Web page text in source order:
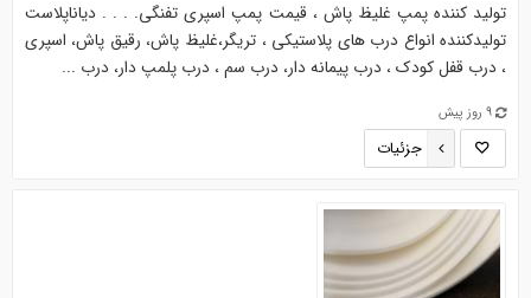
تولید کننده پمپ غلیظ پاش ، قیمت پمپ اسپری تفنگی. . . . دیاناپلاست
تولیدکننده انواع درب های پلاستیکی ، تریگر،غلیظ پاش، رقیق پاش، اسپری
، درب قفل کودک ، درب پیمانه دار، درب سم ، درب پلمپ دار، درب ...
9 روز پیش
جزئیات